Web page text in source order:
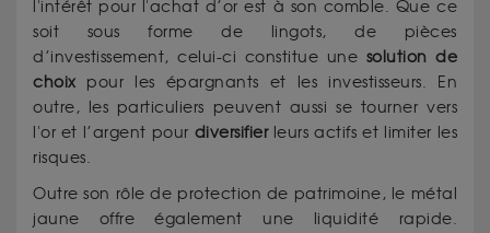
l'intérêt pour l'achat d’or est à son comble. Que ce
soit sous forme de lingots, de pièces
d’investissement, celui-ci constitue une solution de
choix pour les épargnants et les investisseurs. En
outre, les particuliers peuvent aussi se tourner vers
l'or et l’argent pour diversifierleurs actifs et limiter les
risques.
Outre son rôle de protection de patrimoine, le métal
jaune offre également une liquidité rapide.